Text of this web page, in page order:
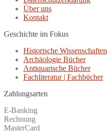
Über uns
Kontakt
Geschichte im Fokus
Historische Wissenschaften
Archäologie Bücher
Antiquarische Bücher
Fachliteratur | Fachbücher
Zahlungsarten
E-Banking
Rechnung
MasterCard